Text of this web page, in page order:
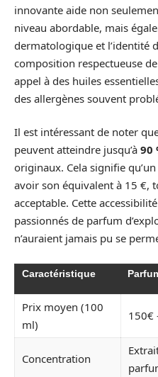
innovante aide non
niveau abordable, mais
dermatologique et l’identité
composition respectueuse
appel à des huiles
des allergènes souvent
Il est intéressant de noter
peuvent atteindre jusqu’à 90
originaux. Cela signifie
avoir son équivalent à 15 €,
acceptable. Cette
passionnés de parfum
n’auraient jamais pu se
Caractéristique
Prix moyen (100
ml)
150€
Concentration